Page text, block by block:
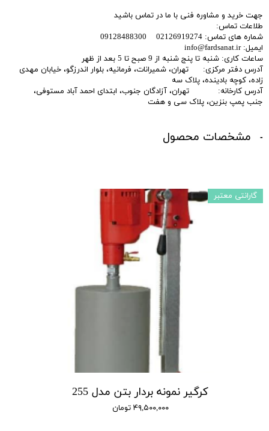
جهت خرید و مشاوره فنی با ما در تماس باشید
طلاعات تماس:
شماره های تماس: 02126919274 09128488300
ایمیل: info@fardsanat.ir
ساعات کاری: شنبه تا پنج شنبه از 9 صبح تا 5 بعد از ظهر
آدرس دفتر مرکزی: تهران، شمیرانات، فرمانیه، بلوار اندرزگو، خیابان مهدی
زاده، کوچه بادینده، پلاک سه
آدرس کارخانه: تهران، آزادگان جنوب، ابتدای احمد آباد مستوفی،
جنب پمپ بنزین، پلاک سی و هفت
مشخصات محصول
کرگیر نمونه بردار بتن مدل 255
۴۹,۵۰۰,۰۰۰ تومان
گارانتی معتبر